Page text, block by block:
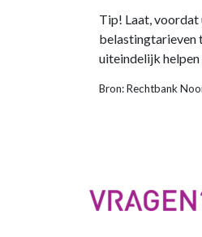
Tip! Laat, voordat
belastingtarieven
uiteindelijk
Bron: Rechtbank